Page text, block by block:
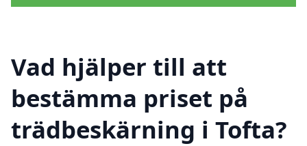
Vad hjälper till att
bestämma priset på
trädbeskärning i Tofta?